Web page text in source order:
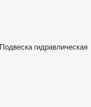
Подвеска гидравлическая